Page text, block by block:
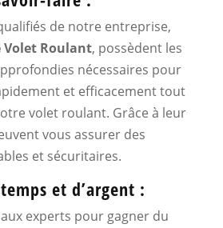
de notre entreprise,
Volet Roulant, possèdent les
nécessaires pour
et efficacement tout
volet roulant. Grâce à leur
vous assurer des
et sécuritaires.
et d’argent :
experts pour gagner du